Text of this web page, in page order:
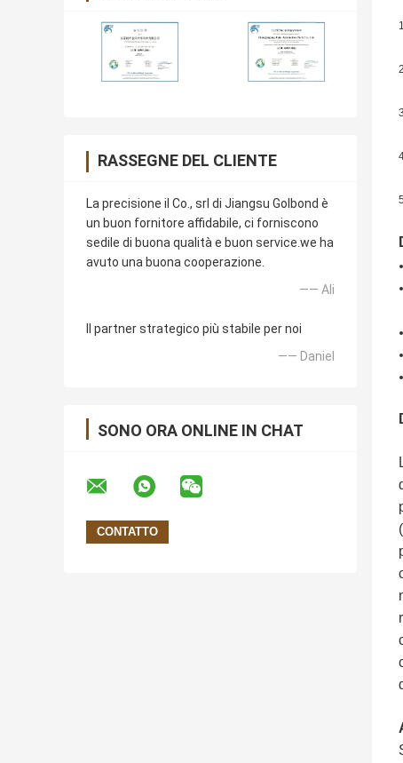
RASSEGNE DEL CLIENTE
La precisione il Co., srl di Jiangsu Golbond è
un buon fornitore affidabile, ci forniscono
sedile di buona qualità e buon service.we ha
avuto una buona cooperazione.
—— Ali
Il partner strategico più stabile per noi
—— Daniel
SONO ORA ONLINE IN CHAT
1.
2.
3.
5.